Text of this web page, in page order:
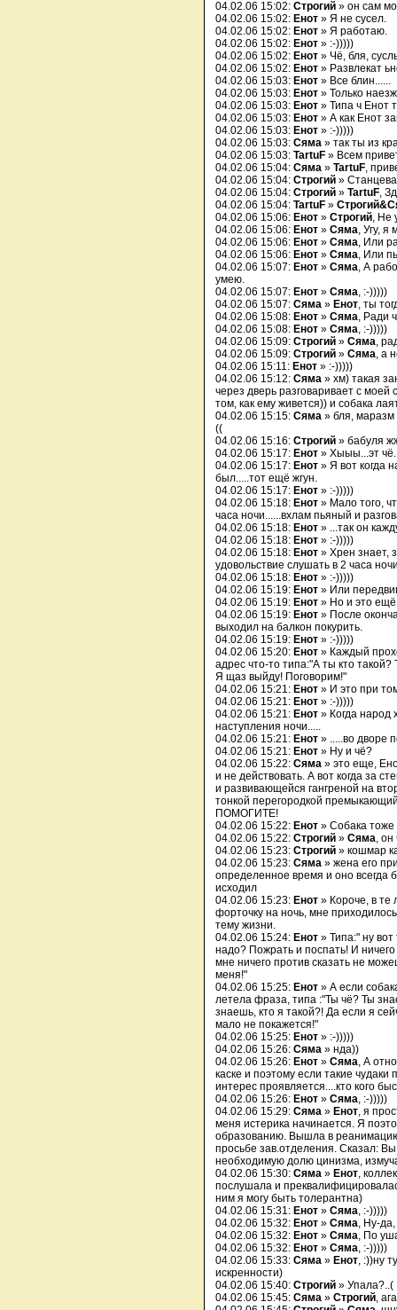
04.02.06 15:02: Строгий » он сам
04.02.06 15:02: Енот » Я не сусел.
04.02.06 15:02: Енот » Я работаю.
04.02.06 15:02: Енот » :-)))))
04.02.06 15:02: Енот » Чё, бля,
04.02.06 15:02: Енот » Развлекат
04.02.06 15:03: Енот » Все блин......
04.02.06 15:03: Енот » Только
04.02.06 15:03: Енот » Типа ч Енот
04.02.06 15:03: Енот » А как Енот
04.02.06 15:03: Енот » :-)))))
04.02.06 15:03: Сяма » так ты из
04.02.06 15:03: TartuF » Всем
04.02.06 15:04: Сяма » TartuF,
04.02.06 15:04: Строгий »
04.02.06 15:04: Строгий » TartuF,
04.02.06 15:04: TartuF »
04.02.06 15:06: Енот » Строгий, Не
04.02.06 15:06: Енот » Сяма, Угу, я
04.02.06 15:06: Енот » Сяма, Или
04.02.06 15:06: Енот » Сяма, Или
04.02.06 15:07: Енот » Сяма, А
умею.
04.02.06 15:07: Енот » Сяма, :-)))))
04.02.06 15:07: Сяма » Енот, ты
04.02.06 15:08: Енот » Сяма, Ради
04.02.06 15:08: Енот » Сяма, :-)))))
04.02.06 15:09: Строгий » Сяма,
04.02.06 15:09: Строгий » Сяма, а
04.02.06 15:11: Енот » :-)))))
04.02.06 15:12: Сяма » хм) такая
через дверь разговаривает с
том, как ему живется)) и собака
04.02.06 15:15: Сяма » бля, маразм
((
04.02.06 15:16: Строгий » бабуля
04.02.06 15:17: Енот » Хыыы...эт
04.02.06 15:17: Енот » Я вот когда
был.....тот ещё жгун.
04.02.06 15:17: Енот » :-)))))
04.02.06 15:18: Енот » Мало того,
часа ночи......вхлам пьяный и
04.02.06 15:18: Енот » ...так он
04.02.06 15:18: Енот » :-)))))
04.02.06 15:18: Енот » Хрен знает,
удовольствие слушать в 2 часа
04.02.06 15:18: Енот » :-)))))
04.02.06 15:19: Енот » Или
04.02.06 15:19: Енот » Но и это ещё
04.02.06 15:19: Енот » После
выходил на балкон покурить.
04.02.06 15:19: Енот » :-)))))
04.02.06 15:20: Енот » Каждый
адрес что-то типа:"А ты кто
Я щаз выйду! Поговорим!"
04.02.06 15:21: Енот » И это при
04.02.06 15:21: Енот » :-)))))
04.02.06 15:21: Енот » Когда народ
наступления ночи.....
04.02.06 15:21: Енот » .....во дворе
04.02.06 15:21: Енот » Ну и чё?
04.02.06 15:22: Сяма » это еще,
и не действовать. А вот когда за
и развивающейся гангреной на
тонкой перегородкой
ПОМОГИТЕ!
04.02.06 15:22: Енот » Собака тоже
04.02.06 15:22: Строгий » Сяма, он
04.02.06 15:23: Строгий » кошмар
04.02.06 15:23: Сяма » жена его
определенное время и оно всегда
исходил
04.02.06 15:23: Енот » Короче, в те
форточку на ночь, мне
тему жизни.
04.02.06 15:24: Енот » Типа:" ну
надо? Пожрать и поспать! И
мне ничего против сказать не
меня!"
04.02.06 15:25: Енот » А если
летела фраза, типа :"Ты чё? Ты
знаешь, кто я такой?! Да если я
мало не покажется!"
04.02.06 15:25: Енот » :-)))))
04.02.06 15:26: Сяма » нда))
04.02.06 15:26: Енот » Сяма, А
каске и поэтому если такие
интерес проявляется....кто кого
04.02.06 15:26: Енот » Сяма, :-)))))
04.02.06 15:29: Сяма » Енот, я
меня истерика начинается. Я
образованию. Вышла в
просьбе зав.отделения. Сказал:
необходимую долю цинизма,
04.02.06 15:30: Сяма » Енот,
послушала и
ним я могу быть толерантна)
04.02.06 15:31: Енот » Сяма, :-)))))
04.02.06 15:32: Енот » Сяма, Ну-
04.02.06 15:32: Енот » Сяма, По
04.02.06 15:32: Енот » Сяма, :-)))))
04.02.06 15:33: Сяма » Енот, :))ну
искренности)
04.02.06 15:40: Строгий » Упала?..(
04.02.06 15:45: Сяма » Строгий, ага